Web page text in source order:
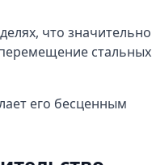
что значительно
стальных
его бесценным